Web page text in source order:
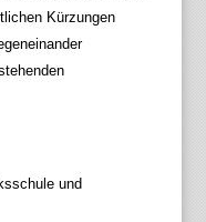
Kürzungen
und